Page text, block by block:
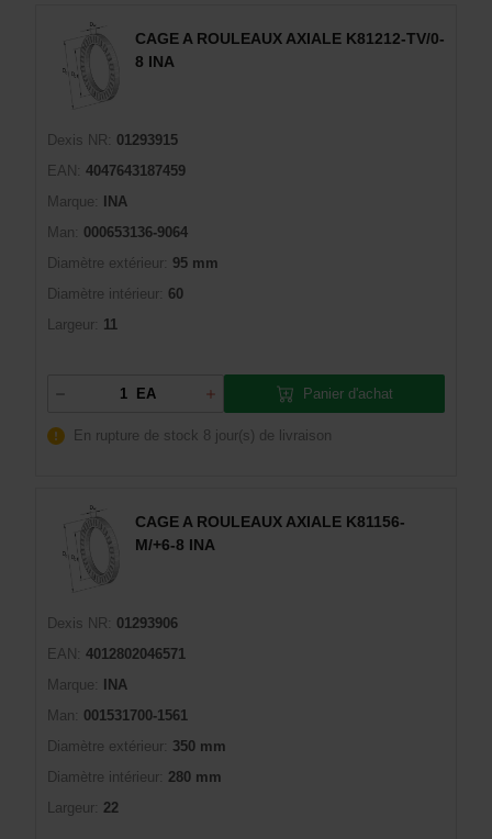
CAGE A ROULEAUX AXIALE K81212-TV/0-
8 INA
Dexis NR:
01293915
EAN:
4047643187459
Marque:
INA
Man:
000653136-9064
Diamètre extérieur: 95 mm
Diamètre intérieur: 60
Largeur: 11
EA Panier d'achat
En rupture de stock 8 jour(s) de livraison
CAGE A ROULEAUX AXIALE K81156-
M/+6-8 INA
Dexis NR:
01293906
EAN:
4012802046571
Marque:
INA
Man:
001531700-1561
Diamètre extérieur: 350 mm
Diamètre intérieur: 280 mm
Largeur: 22